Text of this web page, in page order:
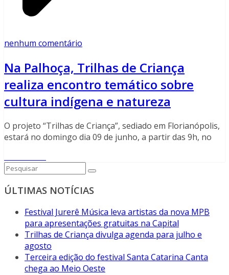
nenhum comentário
Na Palhoça, Trilhas de Criança
realiza encontro temático sobre
cultura indígena e natureza
O projeto “Trilhas de Criança”, sediado em Florianópolis,
estará no domingo dia 09 de junho, a partir das 9h, no
ÚLTIMAS NOTÍCIAS
Festival Jurerê Música leva artistas da nova MPB
para apresentações gratuitas na Capital
Trilhas de Criança divulga agenda para julho e
agosto
Terceira edição do festival Santa Catarina Canta
chega ao Meio Oeste